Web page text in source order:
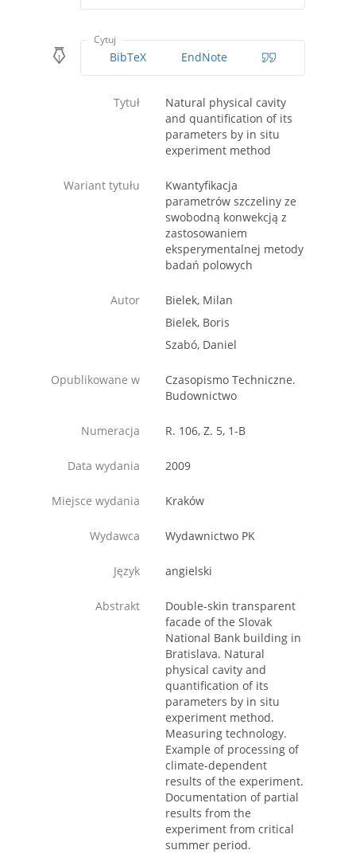
Cytuj
BibTeX EndNote
Tytuł
Natural physical cavity
and quantification of its
parameters by in situ
experiment method
Wariant tytułu
Kwantyfikacja
parametrów szczeliny ze
swobodną konwekcją z
zastosowaniem
eksperymentalnej metody
badań polowych
Autor
Bielek, Milan
Bielek, Boris
Szabó, Daniel
Opublikowane w
Czasopismo Techniczne.
Budownictwo
Numeracja R. 106, Z. 5, 1-B
Data wydania 2009
Miejsce wydania Kraków
Wydawca Wydawnictwo PK
Język angielski
Abstrakt
Double-skin transparent
facade of the Slovak
National Bank building in
Bratislava. Natural
physical cavity and
quantification of its
parameters by in situ
experiment method.
Measuring technology.
Example of processing of
climate-dependent
results of the experiment.
Documentation of partial
results from the
experiment from critical
summer period.